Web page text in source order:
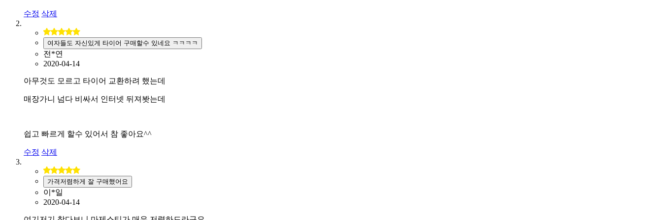
수정 삭제
여자들도 자신있게 타이어 구매할수 있네요 ㅋㅋㅋㅋ
전*연
2020-04-14
아무것도 모르고 타이어 교환하려 했는데
매장가니 넘다 비싸서 인터넷 뒤져봣는데
쉽고 빠르게 할수 있어서 참 좋아요^^
수정 삭제
가격저렴하게 잘 구매했어요
이*일
2020-04-14